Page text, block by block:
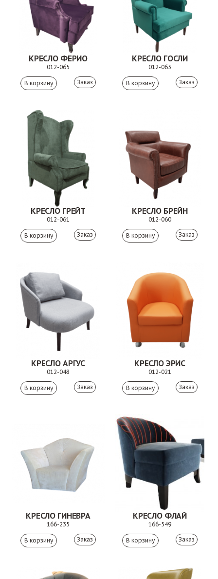
КРЕСЛО ФЕРИО
012-065
Заказ
КРЕСЛО ГОСЛИ
012-063
Заказ
КРЕСЛО ГРЕЙТ
012-061
Заказ
КРЕСЛО БРЕЙН
012-060
Заказ
КРЕСЛО АРГУС
012-048
Заказ
КРЕСЛО ЭРИС
012-021
Заказ
КРЕСЛО ГИНЕВРА
166-235
Заказ
КРЕСЛО ФЛАЙ
166-549
Заказ